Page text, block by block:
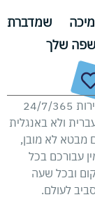
שמדברת
שלך
שירות 24/7/365
ולא באנגלית
מבטא לא מובן,
עבורכם בכל
ובכל שעה
לעולם.